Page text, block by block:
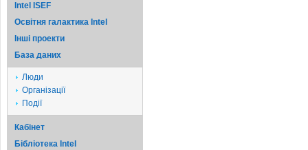
Intel ISEF
Освітня галактика Intel
Iншi проекти
База даних
Люди
Організації
Події
Кабінет
Бібліотека Intel